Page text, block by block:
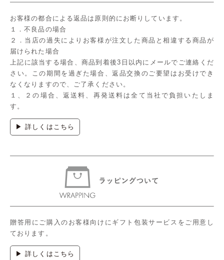
お客様の都合による返品は原則的にお断りしています。
１．不良品の場合
２．当店の過失によりお客様が注文した商品と相違する商品が
届けられた場合
上記に該当する場合、商品到着後3日以内にメールでご連絡くだ
さい。この期間を過ぎた場合、返品交換のご要望はお受けでき
なくなりますので、ご了承ください。
１、２の場合、返送料、再発送料は全て当社で負担いたしま
す。
▶ 詳しくはこちら
贈答用にご購入のお客様向けにギフト包装サービスをご用意し
ております。
▶ 詳しくはこちら